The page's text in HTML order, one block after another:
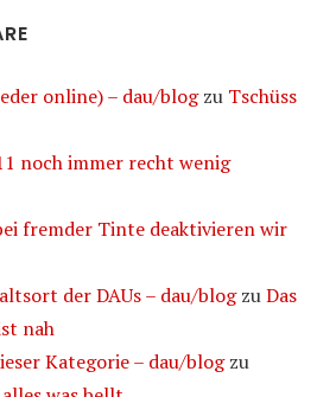
online) – dau/blogzu Tschüss
noch immer recht wenig
fremder Tinte deaktivieren wir
der DAUs – dau/blogzuDas
nah
Kategorie – dau/blogzu